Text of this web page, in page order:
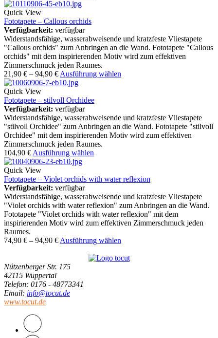
Quick View
Fototapete – Callous orchids
Verfügbarkeit: verfügbar
Widerstandsfähige, wasserabweisende und kratzfeste Vliestapete
"Callous orchids" zum Anbringen an die Wand. Fototapete "Callous
orchids" mit dem inspirierenden Motiv wird zum effektiven
Zimmerschmuck jeden Raumes.
21,90 € – 94,90 € Ausführung wählen
Quick View
Fototapete – stilvoll Orchidee
Verfügbarkeit: verfügbar
Widerstandsfähige, wasserabweisende und kratzfeste Vliestapete
"stilvoll Orchidee" zum Anbringen an die Wand. Fototapete "stilvoll
Orchidee" mit dem inspirierenden Motiv wird zum effektiven
Zimmerschmuck jeden Raumes.
104,90 € Ausführung wählen
Quick View
Fototapete – Violet orchids with water reflexion
Verfügbarkeit: verfügbar
Widerstandsfähige, wasserabweisende und kratzfeste Vliestapete
"Violet orchids with water reflexion" zum Anbringen an die Wand.
Fototapete "Violet orchids with water reflexion" mit dem
inspirierenden Motiv wird zum effektiven Zimmerschmuck jeden
Raumes.
74,90 € – 94,90 € Ausführung wählen
Nützenberger Str. 175
42115 Wuppertal
Telefon: 0176 - 48773341
Email: info@tocut.de
www.tocut.de